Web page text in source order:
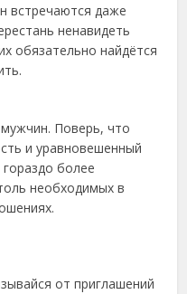
встречаются даже
ненавидеть
обязательно найдётся
Поверь, что
и уравновешенный
более
необходимых в
от приглашений